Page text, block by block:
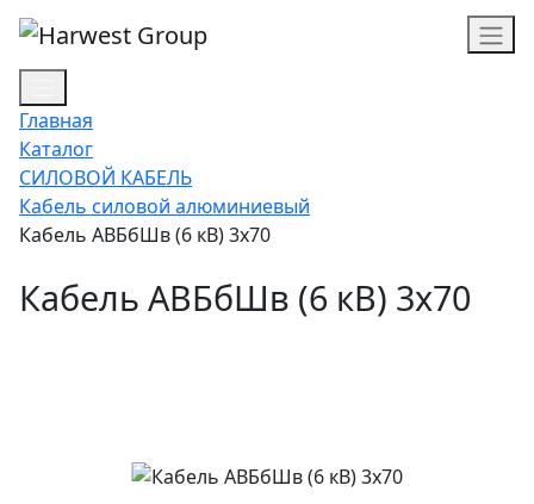
Главная
Каталог
СИЛОВОЙ КАБЕЛЬ
Кабель силовой алюминиевый
Кабель АВБбШв (6 кВ) 3х70
Кабель АВБбШв (6 кВ) 3х70